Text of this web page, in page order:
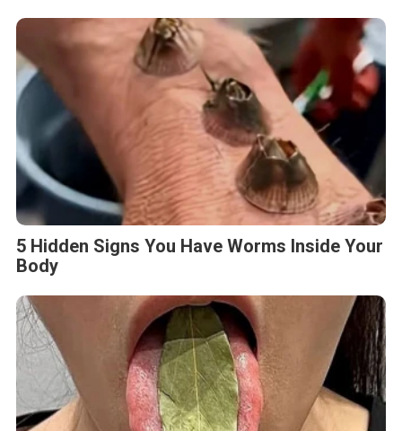
5 Hidden Signs You Have Worms Inside Your
Body